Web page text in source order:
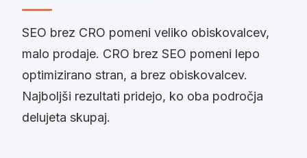
SEO brez CRO pomeni veliko obiskovalcev,
malo prodaje. CRO brez SEO pomeni lepo
optimizirano stran, a brez obiskovalcev.
Najboljši rezultati pridejo, ko oba področja
delujeta skupaj.